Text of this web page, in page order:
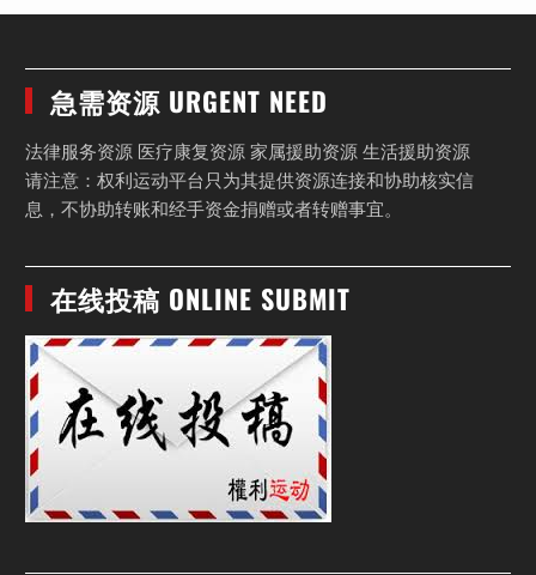
急需资源 URGENT NEED
法律服务资源 医疗康复资源 家属援助资源 生活援助资源
请注意：权利运动平台只为其提供资源连接和协助核实信
息，不协助转账和经手资金捐赠或者转赠事宜。
在线投稿 ONLINE SUBMIT